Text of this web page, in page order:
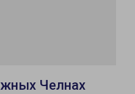
Челнах